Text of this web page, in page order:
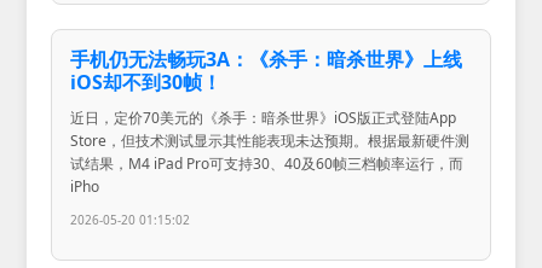
手机仍无法畅玩3A：《杀手：暗杀世界》上线
iOS却不到30帧！
近日，定价70美元的《杀手：暗杀世界》iOS版正式登陆App
Store，但技术测试显示其性能表现未达预期。根据最新硬件测
试结果，M4 iPad Pro可支持30、40及60帧三档帧率运行，而
iPho
2026-05-20 01:15:02